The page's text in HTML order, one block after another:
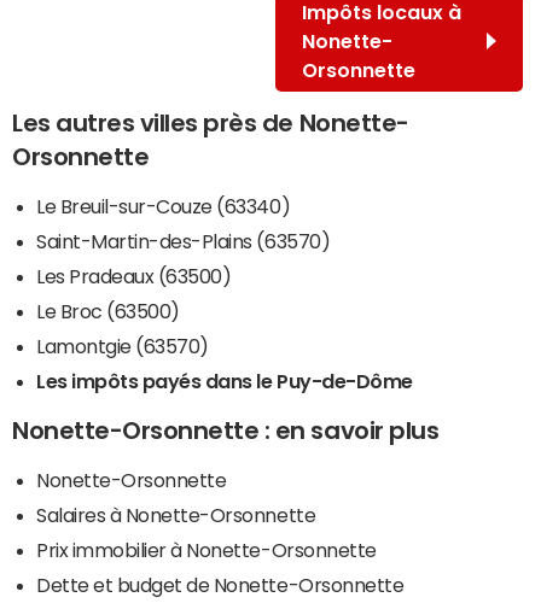
Impôts locaux à
Nonette-
Orsonnette
Les autres villes près de Nonette-
Orsonnette
Le Breuil-sur-Couze (63340)
Saint-Martin-des-Plains (63570)
Les Pradeaux (63500)
Le Broc (63500)
Lamontgie (63570)
Les impôts payés dans le Puy-de-Dôme
Nonette-Orsonnette : en savoir plus
Nonette-Orsonnette
Salaires à Nonette-Orsonnette
Prix immobilier à Nonette-Orsonnette
Dette et budget de Nonette-Orsonnette